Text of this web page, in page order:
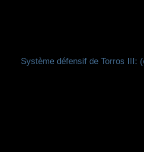
Système défensif de Torros III: